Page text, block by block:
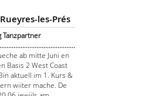
les-Prés
Tanzpartner
ab mitte Juni en
Basis 2 West Coast
aktuell im 1. Kurs &
wiiter mache. De